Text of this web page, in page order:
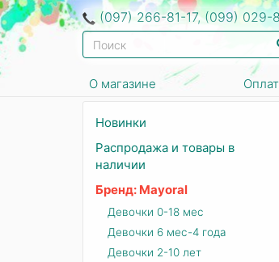
(097) 266-81-17, (099) 029-
О магазине
Новинки
Распродажа и товары в
наличии
Бренд: Mayoral
Девочки 0-18 мес
Девочки 6 мес-4 года
Девочки 2-10 лет